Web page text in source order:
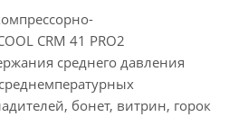
CRM 41 PRO2
среднего давления
бонет, витрин, горок